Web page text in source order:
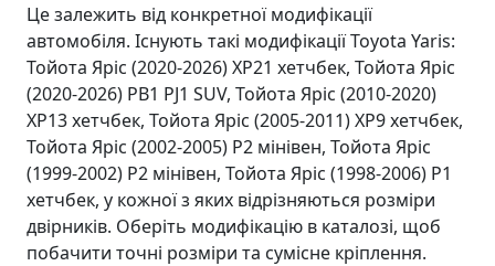
Це залежить від конкретної модифікації
автомобіля. Існують такі модифікації Toyota Yaris:
Тойота Яріс (2020-2026) XP21 хетчбек, Тойота Яріс
(2020-2026) PB1 PJ1 SUV, Тойота Яріс (2010-2020)
XP13 хетчбек, Тойота Яріс (2005-2011) XP9 хетчбек,
Тойота Яріс (2002-2005) P2 мінівен, Тойота Яріс
(1999-2002) P2 мінівен, Тойота Яріс (1998-2006) P1
хетчбек, у кожної з яких відрізняються розміри
двірників. Оберіть модифікацію в каталозі, щоб
побачити точні розміри та сумісне кріплення.